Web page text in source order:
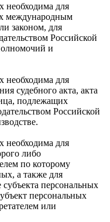
необходима для
международным
законом, для
Российской
и
необходима для
судебного акта, акта
подлежащих
Российской
необходима для
либо
по которому
а также для
персональных
персональных
или